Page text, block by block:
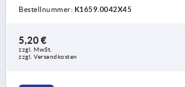
Bestellnummer: K1659.0042X45
5,20 €
zzgl. MwSt.
zzgl. Versandkosten